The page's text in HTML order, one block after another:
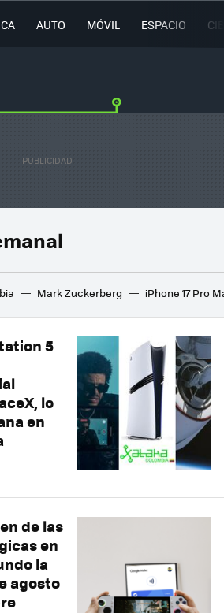
AUTO MÓVIL ESPACIO
Mark Zuckerberg iPhone 17 Pro
5
lo
en
de las
en
la
agosto